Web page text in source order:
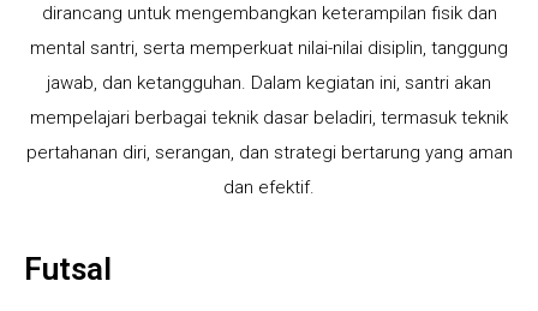
dirancang untuk mengembangkan keterampilan fisik dan
mental santri, serta memperkuat nilai-nilai disiplin, tanggung
jawab, dan ketangguhan. Dalam kegiatan ini, santri akan
mempelajari berbagai teknik dasar beladiri, termasuk teknik
pertahanan diri, serangan, dan strategi bertarung yang aman
dan efektif.
Futsal